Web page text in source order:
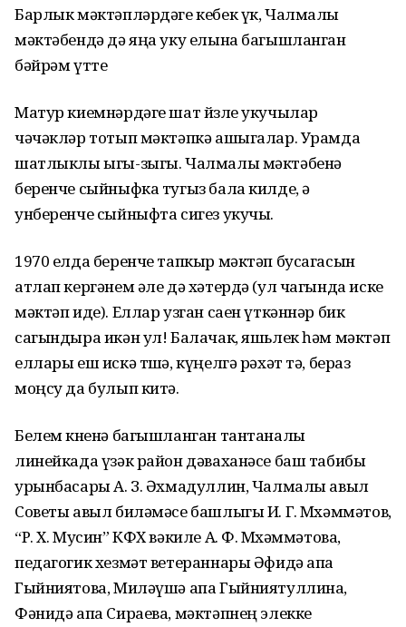
Барлык мәктәпләрдәге кебек үк, Чалмалы
мәктәбендә дә яңа уку елына багышланган
бәйрәм үтте
Матур киемнәрдәге шат йөзле укучылар
чәчәкләр тотып мәктәпкә ашыгалар. Урамда
шатлыклы ыгы-зыгы. Чалмалы мәктәбенә
беренче сыйныфка тугыз бала килде, ә
унберенче сыйныфта сигез укучы.
1970 елда беренче тапкыр мәктәп бусагасын
атлап кергәнем әле дә хәтердә (ул чагында иске
мәктәп иде). Еллар узган саен үткәннәр бик
сагындыра икән ул! Балачак, яшьлек һәм мәктәп
еллары еш искә төшә, күңелгә рәхәт тә, бераз
моңсу да булып китә.
Белем көненә багышланган тантаналы
линейкада үзәк район дәваханәсе баш табибы
урынбасары А. З. Әхмадуллин, Чалмалы авыл
Советы авыл биләмәсе башлыгы И. Г. Мөхәммәтов,
“Р. Х. Мусин” КФХ вәкиле А. Ф. Мөхәммәтова,
педагогик хезмәт ветераннары Әфидә апа
Гыйниятова, Миләүшә апа Гыйниятуллина,
Фәнидә апа Сираева, мәктәпнең элекке